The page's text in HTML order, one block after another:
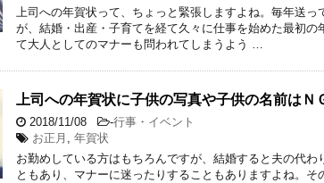
上司への年賀状って、ちょっと緊張しますよね。毎年送っ
が、結婚・出産・子育てを経て久々に仕事を始めた最初の
て大人としてのマナーも問われてしまうよう …
上司への年賀状に子供の写真や子供の名前はＮ
2018/11/08 -行事・イベント
お正月 , 年賀状
お勤めしている方はもちろんですが、結婚すると夫の代わ
ともあり、マナーに迷ったりすることもありますよね。そ